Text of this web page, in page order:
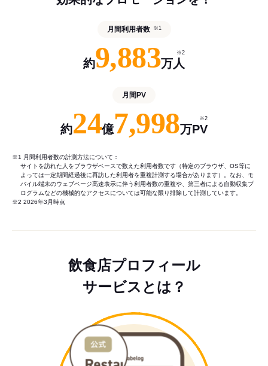
月間利用者数 ※1
約9,883万人
※2
月間PV
約24億7,998万PV
※2
※1 月間利用者数の計測方法について：
サイトを訪れた人をブラウザベースで数えた利用者数です（特定のブラウザ、OS等に
よっては一定期間経過後に再訪した利用者を重複計測する場合があります）。なお、モ
バイル端末のウェブページ高速表示に伴う利用者数の重複や、第三者による自動収集プ
ログラムなどの機械的なアクセスについては可能な限り排除して計測しています。
※2 2026年3月時点
飲食店プロフィール
サービスとは？